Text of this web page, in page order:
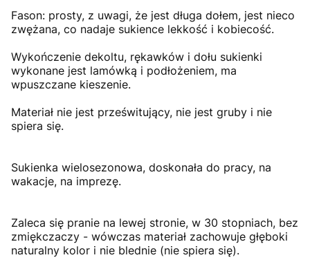
Fason: prosty, z uwagi, że jest długa dołem, jest nieco
zwężana, co nadaje sukience lekkość i kobiecość.
Wykończenie dekoltu, rękawków i dołu sukienki
wykonane jest lamówką i podłożeniem, ma
wpuszczane kieszenie.
Materiał nie jest prześwitujący, nie jest gruby i nie
spiera się.
Sukienka wielosezonowa, doskonała do pracy, na
wakacje, na imprezę.
Zaleca się pranie na lewej stronie, w 30 stopniach, bez
zmiękczaczy - wówczas materiał zachowuje głęboki
naturalny kolor i nie blednie (nie spiera się).